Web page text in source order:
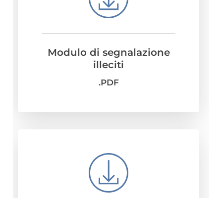
Modulo di segnalazione
illeciti
.PDF